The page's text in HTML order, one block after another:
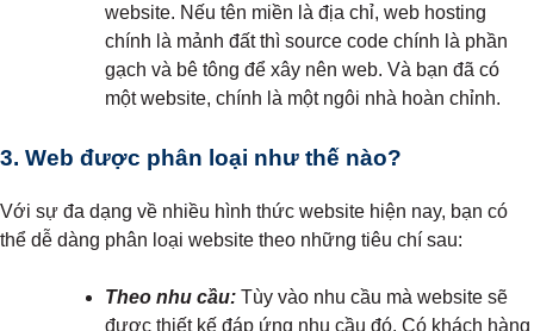
website. Nếu tên miền là địa chỉ, web hosting
chính là mảnh đất thì source code chính là phần
gạch và bê tông để xây nên web. Và bạn đã có
một website, chính là một ngôi nhà hoàn chỉnh.
3. Web được phân loại như thế nào?
Với sự đa dạng về nhiều hình thức website hiện nay, bạn có
thể dễ dàng phân loại website theo những tiêu chí sau:
Theo nhu cầu: Tùy vào nhu cầu mà website sẽ
được thiết kế đáp ứng nhu cầu đó. Có khách hàng